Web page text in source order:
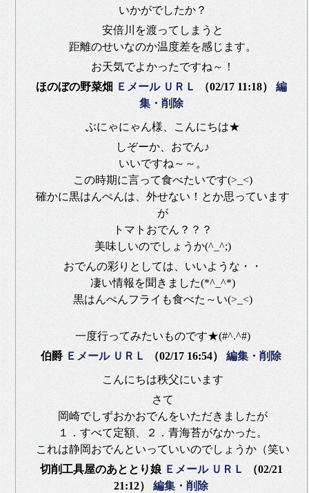
いかがでしたか？
安倍川を渡ってしまうと
距離のせいなのか温度差を感じます。
お天気でよかったですね～！
ほのぼの野菜畑 Ｅメール ＵＲＬ （02/17 11:18） 編
集・削除
ぶにゃにゃん様、こんにちは★
しぞーか、おでん♪
いいですね～～。
この時期に言って食べたいです(>_<)
確かに黒はんぺんは、外せない！とか思っています
が
トマトおでん？？？
美味しいのでしょうか(^_^;)
おでんの彩りとしては、いいような・・
凄い情報を聞きました(*^_^*)
黒はんぺんフライも食べた～い(>_<)
一度行ってみたいものです★(#^.^#)
伯爵 Ｅメール ＵＲＬ （02/17 16:54）編集・削除
こんにちは秩父にいます
さて
岡崎でしずおかおでんをいただきましたが
１．すべて定額、２．青海苔がなかった。
これは静岡おでんといっていいのでしょうか（笑い
切削工具屋のあととり娘 Ｅメール ＵＲＬ
（02/21
21:12）編集・削除